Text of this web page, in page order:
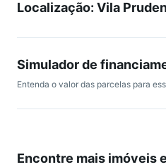
Localização: Vila
Simulador de
Entenda o valor das parcelas para
Encontre mais imóveis